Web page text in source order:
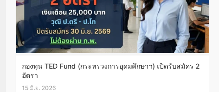
กองทุน TED Fund (กระทรวงการอุดมศึกษาฯ) เปิดรับสมัคร 2
อัตรา
15 มิ.ย. 2026